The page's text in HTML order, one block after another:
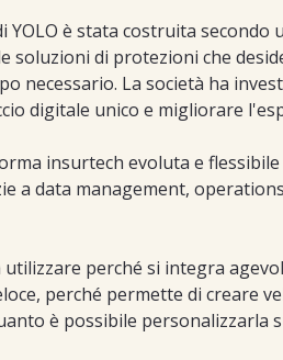
YOLO è stata costruita
soluzioni di protezioni che
necessario. La società ha
digitale unico e migliorare
insurtech evoluta e
a data management,
perché si integra
perché permette di creare
è possibile personalizzarla